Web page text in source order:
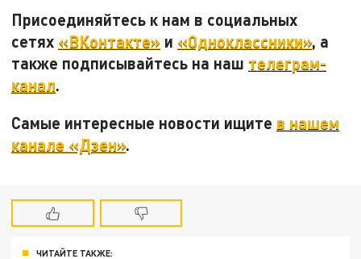
Присоединяйтесь к нам в социальных
сетях «ВКонтакте» и «Одноклассники», а
также подписывайтесь на наш телеграм-
канал.
Самые интересные новости ищите в нашем
канале «Дзен».
ЧИТАЙТЕ ТАКЖЕ: